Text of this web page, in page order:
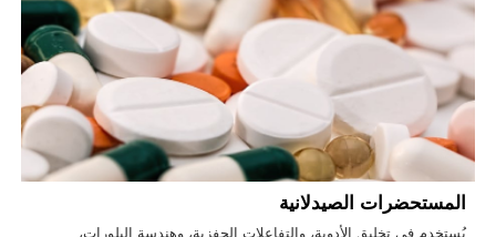
المستحضرات الصيدلانية
يُستخدم في تخليق الأدوية، والتفاعلات الحفزية، وهندسة البلورات،